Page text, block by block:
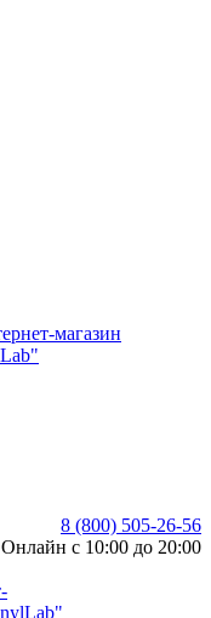
8 (800) 505-26-56
Онлайн с 10:00 до 20:00